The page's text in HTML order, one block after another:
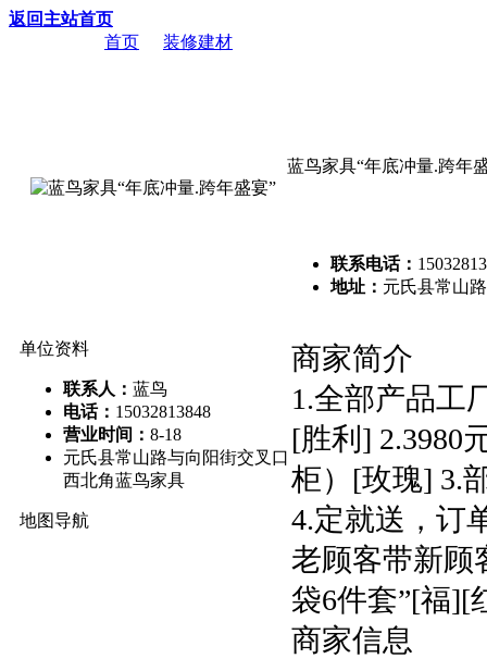
返回主站首页
首页 装修建材
蓝鸟家具“年底冲量.跨年
联系电话：
地址： 元氏县常山
单位资料
联系人： 蓝鸟
电话： 15032813848
营业时间： 8-18
元氏县常山路与向阳街交叉口
西北角蓝鸟家具
地图导航
商家简介
1.全部产品工
[胜利] 2.3980
柜）[玫瑰] 3.
4.定就送，订
老顾客带新顾
袋6件套”[福][
商家信息